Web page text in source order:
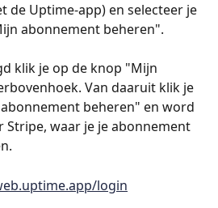
de Uptime-app) en selecteer je
abonnement beheren".
klik je op de knop "Mijn
Van daaruit klik je
beheren" en word
waar je je abonnement
login